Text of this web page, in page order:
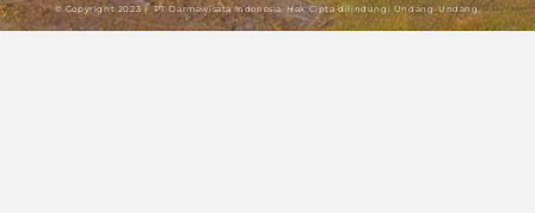
© Copyright 2023 | PT Darmawisata Indonesia. Hak Cipta dilindungi Undang-Undang.